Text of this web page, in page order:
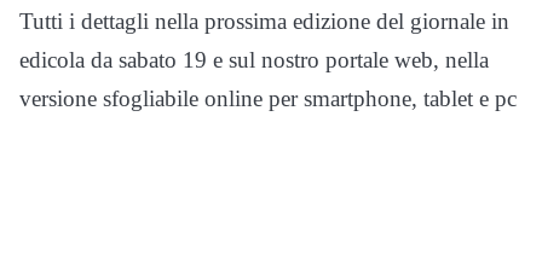
Tutti i dettagli nella prossima edizione del giornale in
edicola da sabato 19 e sul nostro portale web, nella
versione sfogliabile online per smartphone, tablet e pc